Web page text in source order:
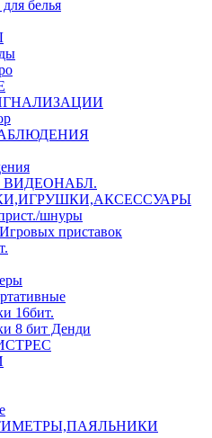
белья
ВИДЕОНАБЛ.
шнуры
приставок
16бит.
8 бит Денди